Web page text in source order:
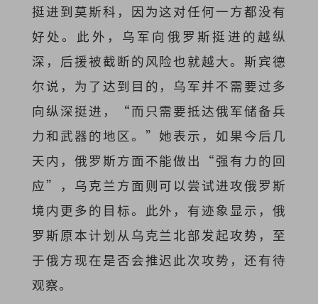
挺进到莫斯科，因为这对任何一方都没有
好处。此外，乌军向俄罗斯挺进的越纵
深，后援被截断的风险也就越大。斯宾德
尔说，为了达到目的，乌军并不需要过多
向纵深挺进，“而只需要抵达俄军储备兵
力和武器的地区。”她表示，如果今后几
天内，俄罗斯方面不能做出“强有力的回
应”，乌克兰方面则可以尝试进攻俄罗斯
境内更多的目标。此外，有迹象显示，俄
罗斯原本计划从乌克兰北部发起攻势，至
于俄方现在是否会推迟此次攻势，还有待
观察。